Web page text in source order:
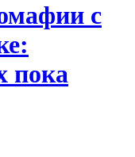
с
пока